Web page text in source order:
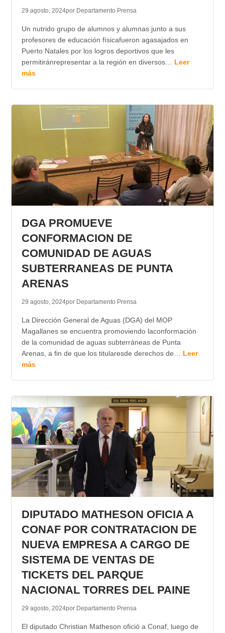
29 agosto, 2024por Departamento Prensa
Un nutrido grupo de alumnos y alumnas junto a sus
profesores de educación físicafueron agasajados en
Puerto Natales por los logros deportivos que les
permitiránrepresentar a la región en diversos… Leer
más
DGA PROMUEVE
CONFORMACION DE
COMUNIDAD DE AGUAS
SUBTERRANEAS DE PUNTA
ARENAS
29 agosto, 2024por Departamento Prensa
La Dirección General de Aguas (DGA) del MOP
Magallanes se encuentra promoviendo laconformación
de la comunidad de aguas subterráneas de Punta
Arenas, a fin de que los titularesde derechos de… Leer
más
DIPUTADO MATHESON OFICIA A
CONAF POR CONTRATACION DE
NUEVA EMPRESA A CARGO DE
SISTEMA DE VENTAS DE
TICKETS DEL PARQUE
NACIONAL TORRES DEL PAINE
29 agosto, 2024por Departamento Prensa
El diputado Christian Matheson ofició a Conaf, luego de